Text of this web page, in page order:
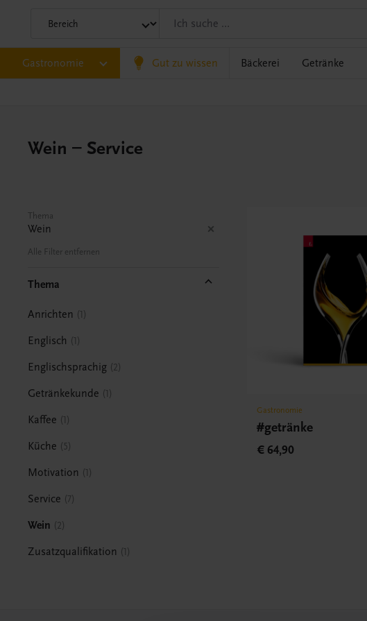
Gastronomie Gut zu wissen Bäckerei Getränke
Wein – Service
Thema
Wein
Alle Filter entfernen
Thema
Anrichten 1
Englisch 1
Englischsprachig 2
Getränkekunde 1
Kaffee 1
Küche 5
Motivation 1
Service 7
Wein 2
Zusatzqualifikation 1
Gastronomie
#getränke
€ 64,90